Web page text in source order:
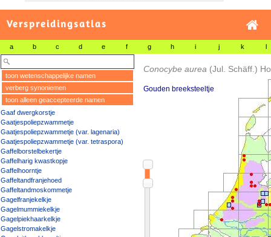
Verspreidingsatlas
a b c d e f g h i j k l
toon wetenschappelijke namen
verberg synoniemen
toon alleen geaccepteerde namen
Gaaf dwergkorstje
Gaatjespoliepzwammetje
Gaatjespoliepzwammetje (var. lagenaria)
Gaatjespoliepzwammetje (var. tetraspora)
Gaffelborstelbekertje
Gaffelharig kwastkopje
Gaffelhoorntje
Gaffeltandfranjehoed
Gaffeltandmoskommetje
Gagelfranjekelkje
Gagelmummiekelkje
Gagelpiekhaarkelkje
Gagelstromakelkje
Conocybe aurea (Jul. Schäff.)
Gouden breeksteeltje